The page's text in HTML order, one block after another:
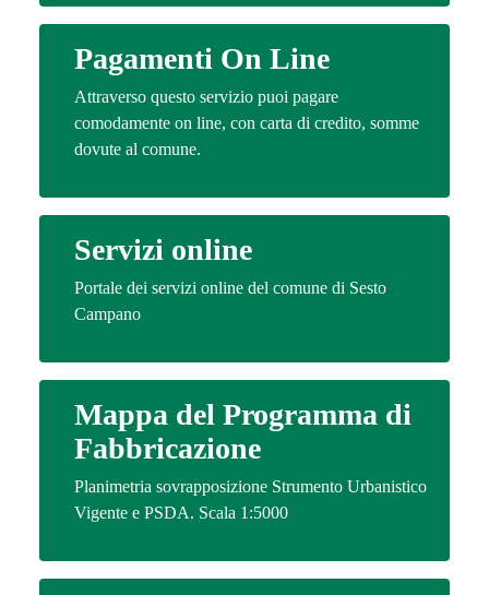
Pagamenti On Line
Attraverso questo servizio puoi pagare
comodamente on line, con carta di credito, somme
dovute al comune.
Servizi online
Portale dei servizi online del comune di Sesto
Campano
Mappa del Programma di
Fabbricazione
Planimetria sovrapposizione Strumento Urbanistico
Vigente e PSDA. Scala 1:5000